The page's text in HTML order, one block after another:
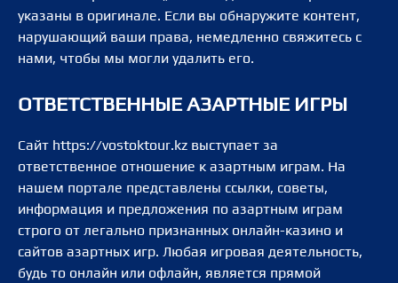
указаны в оригинале. Если вы обнаружите контент,
нарушающий ваши права, немедленно свяжитесь с
нами, чтобы мы могли удалить его.
ОТВЕТСТВЕННЫЕ АЗАРТНЫЕ ИГРЫ
Сайт https://vostoktour.kz выступает за
ответственное отношение к азартным играм. На
нашем портале представлены ссылки, советы,
информация и предложения по азартным играм
строго от легально признанных онлайн-казино и
сайтов азартных игр. Любая игровая деятельность,
будь то онлайн или офлайн, является прямой